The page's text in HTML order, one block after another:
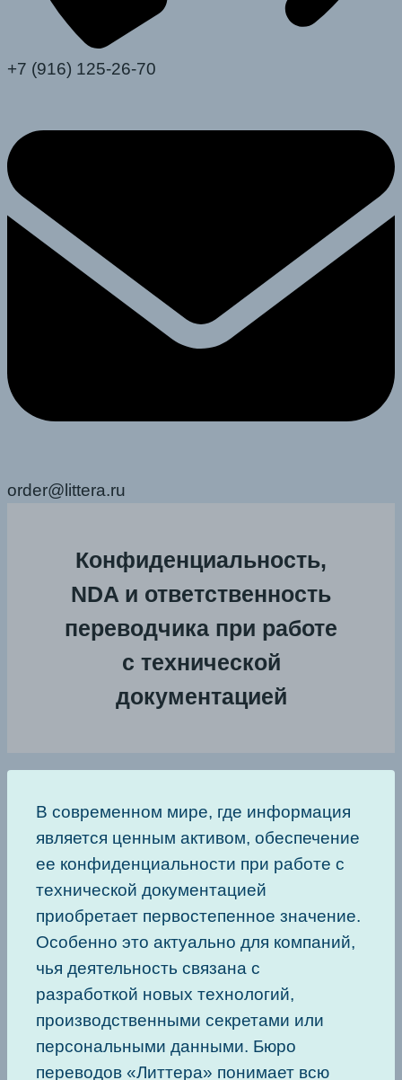
+7 (916) 125-26-70
order@littera.ru
Конфиденциальность,
NDA и ответственность
переводчика при работе
с технической
документацией
В современном мире, где информация
является ценным активом, обеспечение
ее конфиденциальности при работе с
технической документацией
приобретает первостепенное значение.
Особенно это актуально для компаний,
чья деятельность связана с
разработкой новых технологий,
производственными секретами или
персональными данными. Бюро
переводов «Литтера» понимает всю